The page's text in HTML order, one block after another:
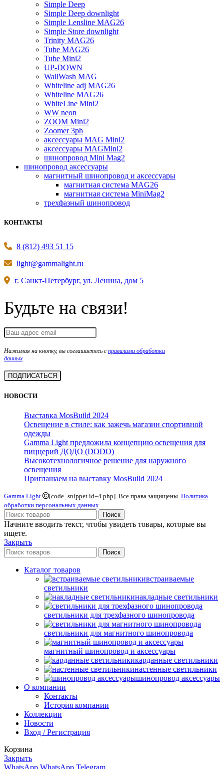
Simple Deep
Simple Deep downlight
Simple Lensline MAG26
Simple Store downlight
Trinity MAG26
Tube MAG26
Tube Mini2
UP-DOWN
WallWash MAG
Whiteline adj MAG26
Whiteline MAG26
WhiteLine Mini2
WW neon
ZOOM Mini2
Zoomer 3ph
аксессуары MAG Mini2
аксессуары MAGMini2
шинопровод Mini Mag2
шинопровод аксессуары
магнитный шинопровод и аксессуары
магнитная система MAG26
магнитная система MiniMag2
трехфазный шинопровод
КОНТАКТЫ
8 (812) 493 51 15
light@gammalight.ru
г. Санкт-Петербург, ул. Ленина, дом 5
Будьте на связи!
Нажимая на кнопку, вы соглашаетесь справилами обработки
данных
НОВОСТИ
Выставка MosBuild 2024
Освещение в стиле: как зажечь магазин спортивной
одежды
Gamma Light предложила концепцию освещения для
пиццерий ДОДО (DODO)
Высокотехнологичное решение для наружного
освещения
Приглашаем на выставку MosBuild 2024
Gamma Light [code_snippet id=4 php]. Все права защищены. Политика
обработки персональных данных
Поиск
Начните вводить текст, чтобы увидеть товары, которые вы
ищете.
Закрыть
Поиск
Каталог товаров
встраиваемые
светильники
накладные светильники
светильники для трехфазного шинопровода
светильники для магнитного шинопровода
магнитный шинопровод и аксессуары
карданные светильники
настенные светильники
шинопровод аксессуары
О компании
Контакты
История компании
Коллекции
Новости
Вход / Регистрация
Корзина
Закрыть
WhatsApp WhatsApp Telegram